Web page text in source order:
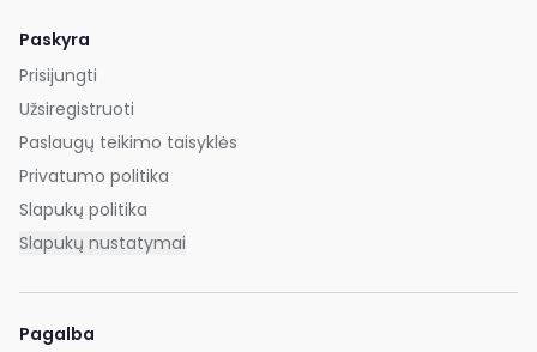
Paskyra
Prisijungti
Užsiregistruoti
Paslaugų teikimo taisyklės
Privatumo politika
Slapukų politika
Slapukų nustatymai
Pagalba